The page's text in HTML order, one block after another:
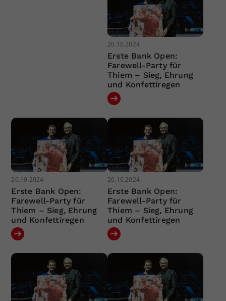
20.10.2024
Erste Bank Open:
Farewell-Party für
Thiem – Sieg, Ehrung
und Konfettiregen
20.10.2024
Erste Bank Open:
Farewell-Party für
Thiem – Sieg, Ehrung
und Konfettiregen
20.10.2024
Erste Bank Open:
Farewell-Party für
Thiem – Sieg, Ehrung
und Konfettiregen